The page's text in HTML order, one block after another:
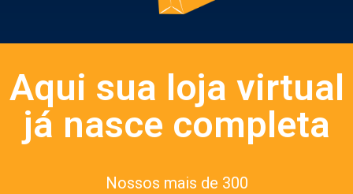
Aqui sua loja virtual
já nasce completa
Nossos mais de 300